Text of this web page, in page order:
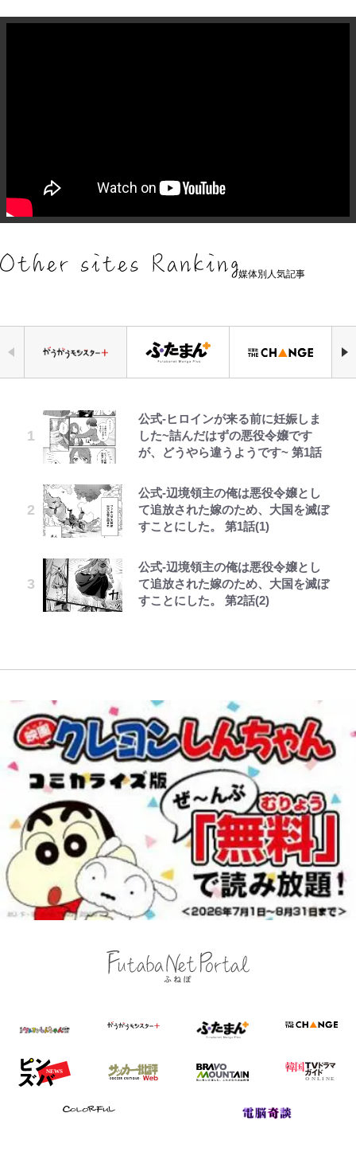
媒体別人気記事
公式-ヒロインが来る前に妊娠しま
した~詰んだはずの悪役令嬢です
が、どうやら違うようです~ 第1話
公式-辺境領主の俺は悪役令嬢とし
て追放された嫁のため、大国を滅ぼ
すことにした。 第1話(1)
公式-辺境領主の俺は悪役令嬢とし
て追放された嫁のため、大国を滅ぼ
すことにした。 第2話(2)
令和のNBAを先取りしていた!?
『SLAM DUNK』が30年前に描い
た「驚きの戦術」ストレッチ5に大
放送40周年『機動戦士ガンダム
ZZ』いまだ語り継がれる「伝説の
「あまりにも破格すぎる…」
『BLEACH 千年血戦篇』限定21ア
三代目魚武濱田成夫「すっごい勉強
ができない阿呆」が京都の名門美術
高校に受かった理由「落ちたと思っ
です」
FRUITS ZIPPER鎮西寿々歌が語る
「人生最大の決断」
FRUITS ZIPPER鎮西寿々歌に訪れ
空の轍と大地の雲と 第1回
第3回 出版までの道のり・その2
レビュー『仮面家族』悠木シュン・
著
アユは「怒らせて掛ける」魚だっ
た！ ルアーを追わせて釣りあげる
「アユイング」のオリジナリティ＆
【南会津に要チェックのキャンプ場
あり！】観光名所「大内宿」まで
イト」
【夏は涼しい長野で「車中泊」旅】
【川口春奈と結婚】板倉滉は「めっ
ちゃモテる」 年収7億円・お洒落・
包容力…超愛される日本代表
『夜ふかし』多田さん、上下の顎骨
を切る大整形後初のイメチェン近影
に「中顔面がかなり縮小」「面長が
長瀬智也の“角刈りちっく短髪”変
貌姿に「超絶イケメン」大反響 意
【W杯】日本代表FW上田綺世の爆
美女モデル妻｢ワンオペ苦言｣で動
画削除の波紋…一方で株を上げ続け
｢たのむ。売ってくれ｣松田直樹さ
ん急逝から15年…横浜FMが開幕戦
たい｣
超大物女優との熱愛報道でも話題！
ボンジュールでポンジュースだゾ
ボーちゃんの一途な気持ちだゾ
とうちゃんが出世するゾ